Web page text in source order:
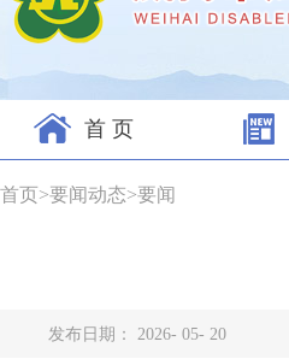
首 页
首页>要闻动态>要闻
发布日期： 2026- 05- 20